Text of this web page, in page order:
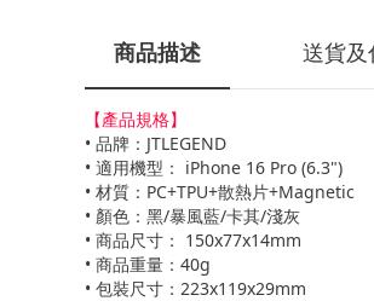
商品描述 送貨
【產品規格】
• 品牌：JTLEGEND
• 適用機型： iPhone 16 Pro (6.3")
• 材質：PC+TPU+散熱片+Magnetic
• 顏色：黑/暴風藍/卡其/淺灰
• 商品尺寸： 150x77x14mm
• 商品重量：40g
• 包裝尺寸：223x119x29mm